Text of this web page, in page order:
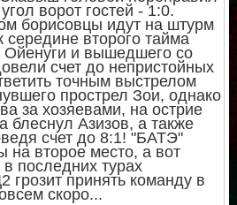
ворот гостей - 1:0.
борисовцы идут на штурм
середине второго тайма
и вышедшего со
счет до непристойных
точным выстрелом
прострел Зои, однако
за хозяевами, на острие
блеснул Азизов, а также
счет до 8:1! "БАТЭ"
на второе место, а вот
последних турах
грозит принять команду в
скоро...